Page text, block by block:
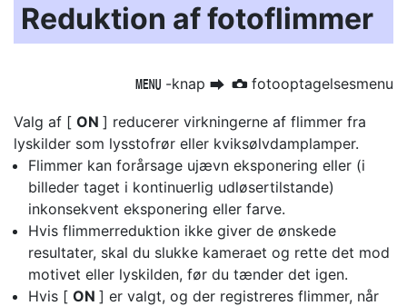
Reduktion af fotoflimmer
G -knap U C fotooptagelsesmenu
Valg af [ ON ] reducerer virkningerne af flimmer fra
lyskilder som lysstofrør eller kviksølvdamplamper.
Flimmer kan forårsage ujævn eksponering eller (i
billeder taget i kontinuerlig udløsertilstande)
inkonsekvent eksponering eller farve.
Hvis flimmerreduktion ikke giver de ønskede
resultater, skal du slukke kameraet og rette det mod
motivet eller lyskilden, før du tænder det igen.
Hvis [ ON ] er valgt, og der registreres flimmer, når